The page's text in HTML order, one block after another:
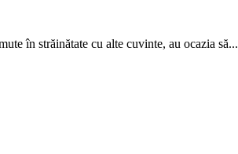
în străinătate cu alte cuvinte, au ocazia să...